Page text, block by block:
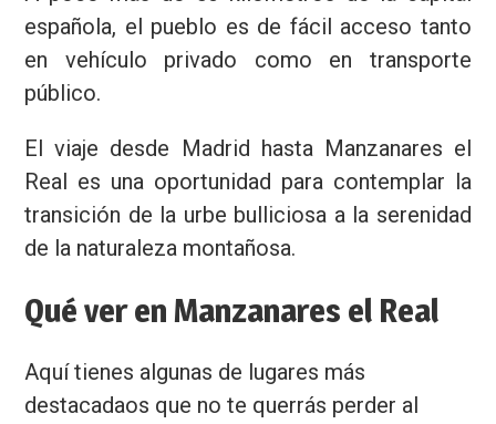
española, el pueblo es de fácil acceso tanto
en vehículo privado como en transporte
público.
El viaje desde Madrid hasta Manzanares el
Real es una oportunidad para contemplar la
transición de la urbe bulliciosa a la serenidad
de la naturaleza montañosa.
Qué ver en Manzanares el Real
Aquí tienes algunas de lugares más
destacadaos que no te querrás perder al